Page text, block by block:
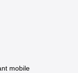
mobile